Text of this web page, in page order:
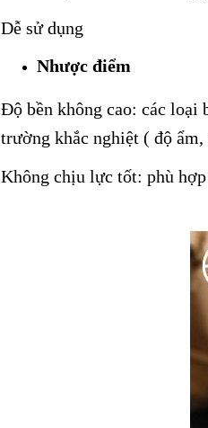
Dễ sử dụng
Nhược điểm
Độ bền không cao: các loại
trường khắc nghiệt ( độ ẩm,
Không chịu lực tốt: phù hợp